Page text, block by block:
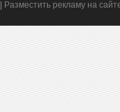
Разместить рекламу на